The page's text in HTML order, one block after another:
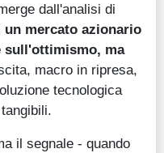
dall'analisi di
un mercato azionario
sull'ottimismo, ma
macro in ripresa,
tecnologica
il segnale - quando